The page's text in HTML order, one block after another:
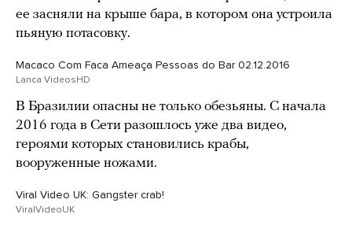
ее засняли на крыше бара, в котором она устроила
пьяную потасовку.
Macaco Com Faca Ameaça Pessoas do Bar 02.12.2016
Lanca VideosHD
В Бразилии опасны не только обезьяны. С начала
2016 года в Сети разошлось уже два видео,
героями которых становились крабы,
вооруженные ножами.
Viral Video UK: Gangster crab!
ViralVideoUK